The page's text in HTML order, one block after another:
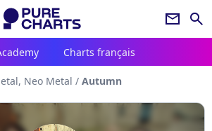
newsletter search
Charts français
Neo Metal / Autumn